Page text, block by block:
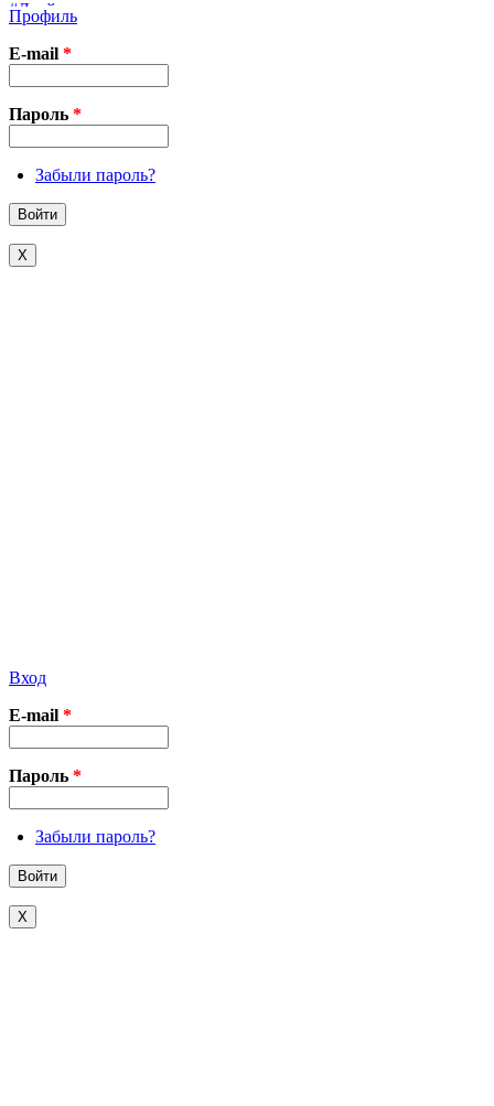
#Драйверы страхования
#Финконгресс ЦБ
#PB&WM
#UX/CX
#Экосистемы
X
Профиль
E-mail *
Пароль *
Забыли пароль?
X
Вход
E-mail *
Пароль *
Забыли пароль?
X